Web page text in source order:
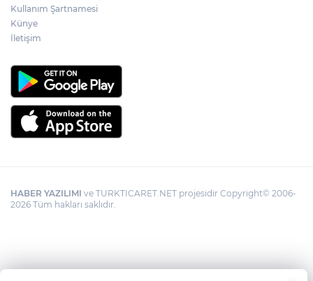
Kullanım Şartnamesi
Künye
İletişim
HABER YAZILIMI ve TURKTICARET.NET projesidir Copyright© 2006-
2026 Tüm hakları saklıdır.